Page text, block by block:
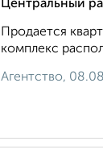
Центральный
Продается
комплекс
Агентство,